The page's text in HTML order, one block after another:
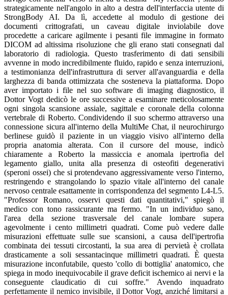
strategicamente nell'angolo in alto a destra dell'interfaccia utente di
StrongBody AI. Da lì, accedette al modulo di gestione dei
documenti crittografati, un caveau digitale inviolabile dove
procedette a caricare agilmente i pesanti file immagine in formato
DICOM ad altissima risoluzione che gli erano stati consegnati dal
laboratorio di radiologia. Questo trasferimento di dati sensibili
avvenne in modo incredibilmente fluido, rapido e senza interruzioni,
a testimonianza dell'infrastruttura di server all'avanguardia e della
larghezza di banda ottimizzata che sosteneva la piattaforma. Dopo
aver importato i file nel suo software di imaging diagnostico, il
Dottor Vogt dedicò le ore successive a esaminare meticolosamente
ogni singola scansione assiale, sagittale e coronale della colonna
vertebrale di Roberto. Condividendo il suo schermo attraverso una
connessione sicura all'interno della MultiMe Chat, il neurochirurgo
berlinese guidò il paziente in un viaggio visivo all'interno della
propria anatomia alterata. Con il cursore del mouse, indicò
chiaramente a Roberto la massiccia e anomala ipertrofia del
legamento giallo, unita alla presenza di osteofiti degenerativi
(speroni ossei) che si protendevano aggressivamente verso l'interno,
restringendo e strangolando lo spazio vitale all'interno del canale
nervoso centrale esattamente in corrispondenza del segmento L4-L5.
"Professor Romano, osservi questi dati quantitativi," spiegò il
medico con tono rassicurante ma fermo. "In un individuo sano,
l'area della sezione trasversale del canale lombare supera
agevolmente i cento millimetri quadrati. Come può vedere dalle
misurazioni effettuate sulle sue scansioni, a causa dell'ipertrofia
combinata dei tessuti circostanti, la sua area di pervietà è crollata
drasticamente a soli sessantacinque millimetri quadrati. È questa
misurazione inconfutabile, questo 'collo di bottiglia' anatomico, che
spiega in modo inequivocabile il grave deficit ischemico ai nervi e la
conseguente claudicatio di cui soffre." Avendo inquadrato
perfettamente il nemico invisibile, il Dottor Vogt, anziché limitarsi a